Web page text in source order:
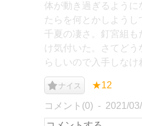
体が動き過ぎるように
たらを何とかしようし
千夏の凄さ。釘宮組も
け気付いた。さてど
らしいので入手しなけ
ナイス ★12
コメント(0) 2021/